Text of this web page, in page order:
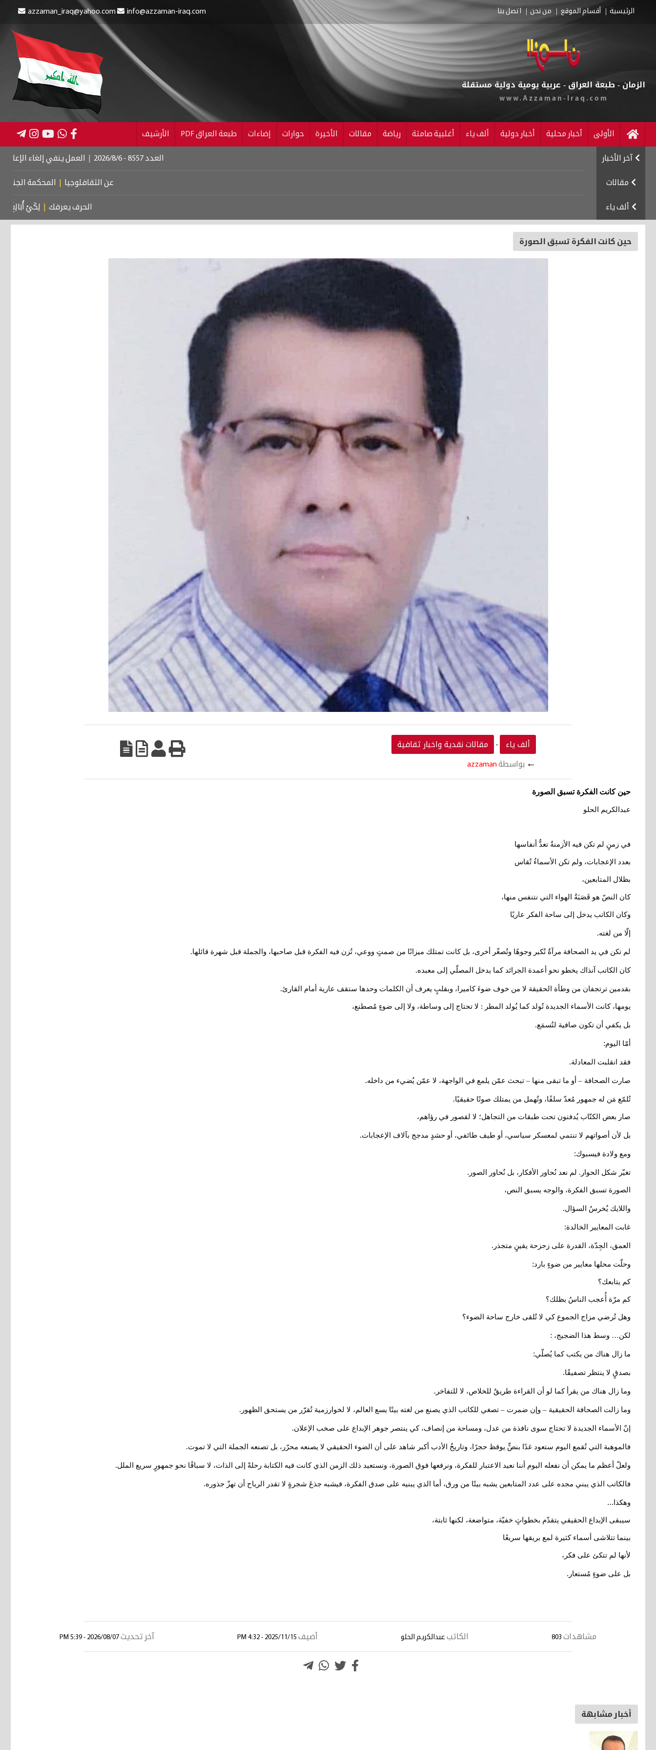
الرئيسية أقسام الموقع من نحن اتصل بنا azzaman_iraq@yahoo.com info@azzaman-iraq.com
الزمان - طبعة العراق - عربية يومية دولية مستقلة
www.Azzaman-Iraq.com
الأولى أخبار محلية أخبار دولية ألف ياء أغلبية صامتة رياضة مقالات الأخيرة حوارات إضاءات طبعة العراق PDF الأرشيف
آخر الأخبار | العمل ينفي إلغاء الإعانة عن المستفيدين
مقالات عن الثقافلوجيا | المحكمة الجنائية الدولية..
ألف ياء الحرف يعرفك | لِكَيْ أُبَالِغَ فِي حُبِّكِ
حين كانت الفكرة تسبق الصورة
ألف ياء - مقالات نقدية واخبار ثقافية
← بواسطة azzaman
حين كانت الفكرة تسبق الصورة
عبدالكريم الحلو
في زمنٍ لم تكن فيه الأزمنةُ تعدُّ أنفاسها
بعدد الإعجابات، ولم تكن الأسماءُ تُقاس
بظلال المتابعين،
كان النصّ هو قَصَبَةُ الهواء التي نتنفس منها،
وكان الكاتب يدخل إلى ساحة الفكر عاريًا
إلّا من لغته.
لم تكن في يد الصحافة مرآةٌ تُكبر وجوهًا وتُصغّر أخرى، بل كانت تمتلك ميزانًا من صمتٍ ووعي، تُزن فيه الفكرة قبل صاحبها، والجملة قبل شهرة قائلها.
كان الكاتب آنذاك يخطو نحو أعمدة الجرائد كما يدخل المصلّي إلى معبده.
بقدمين ترتجفان من وطأة الحقيقة لا من خوف ضوءَ كاميرا، وبقلبٍ يعرف أن الكلمات وحدها ستقف عارية أمام القارئ.
يومها، كانت الأسماء الجديدة تُولد كما يُولد المطر : لا تحتاج إلى وساطة، ولا إلى ضوءٍ مُصطنع،
بل يكفي أن تكون صافية لتُسمَع.
أمّا اليوم:
فقد انقلبت المعادلة.
صارت الصحافة – أو ما تبقى منها – تبحث عمّن يلمع في الواجهة، لا عمّن يُضيء من داخله.
تُلمّع مَن له جمهور مُعدّ سلفًا، وتُهمل من يمتلك صوتًا حقيقيًا.
صار بعض الكتّاب يُدفنون تحت طبقات من التجاهل؛ لا لقصور في رؤاهم،
بل لأن أصواتهم لا تنتمي لمعسكر سياسي، أو طيف طائفي، أو حشدٍ مدجج بآلاف الإعجابات.
ومع ولادة فيسبوك:
تغيّر شكل الحوار. لم نعد نُحاور الأفكار، بل نُحاور الصور .
الصورة تسبق الفكرة، والوجه يسبق النص،
واللايك يُخرسُ السؤال.
غابت المعايير الخالدة:
العمق، الجِدّة، القدرة على زحزحة يقينٍ متجذر .
وحلّت محلها معايير من ضوءٍ بارد:
كم يتابعك؟
كم مرّة أُعجب الناسُ بظلك؟
وهل تُرضي مزاج الجموع كي لا تُلقى خارج ساحة الضوء؟
لكن… وسط هذا الضجيج، :
ما زال هناك من يكتب كما يُصلّي:
بصدقٍ لا ينتظر تصفيقًا.
وما زال هناك من يقرأ كما لو أن القراءة طريقٌ للخلاص، لا للتفاخر .
وما زالت الصحافة الحقيقية – وإن ضمرت – تصغي للكاتب الذي يصنع من لغته بيتًا يسع العالم، لا لخوارزمية تُقرّر من يستحق الظهور .
إنّ الأسماء الجديدة لا تحتاج سوى نافذة من عدل، ومساحة من إنصاف، كي ينتصر جوهر الإبداع على صخب الإعلان.
فالموهبة التي تُقمع اليوم ستعود غدًا بنصٍّ يوقظ حجرًا، وتاريخُ الأدب أكبر شاهد على أن الضوء الحقيقي لا يصنعه محرّر، بل تصنعه الجملة التي لا تموت.
ولعلّ أعظم ما يمكن أن نفعله اليوم أننا نعيد الاعتبار للفكرة، ونرفعها فوق الصورة، ونستعيد ذلك الزمن الذي كانت فيه الكتابة رحلةً إلى الذات، لا سباقًا نحو جمهورٍ سريع الملل.
فالكاتب الذي يبني مجده على عدد المتابعين يشبه بيتًا من ورق، أما الذي يبنيه على صدق الفكرة، فيشبه جذعَ شجرةٍ لا تقدر الرياح أن تهزّ جذوره.
وهكذا…
سيبقى الإبداع الحقيقي يتقدّم بخطواتٍ خفيّة، متواضعة، لكنها ثابتة،
بينما تتلاشى أسماء كثيرة لمع بريقها سريعًا
لأنها لم تتكئ على فكر،
بل على ضوءٍ مُستعار .
مشاهدات 803 الكاتب عبدالكريم الحلو أضيف 2025/11/15 - 4:32 PM آخر تحديث 2026/08/07 - 5:39 PM
أخبار مشابهة